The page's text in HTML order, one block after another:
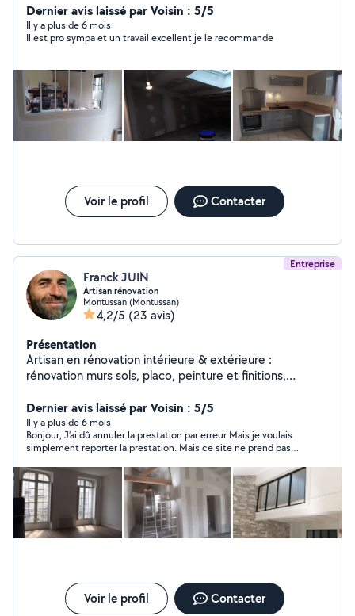
Dernier avis laissé par Voisin : 5/5
Il y a plus de 6 mois
Il est pro sympa et un travail excellent je le recommande
Voir le profil Contacter
Entreprise
Franck JUIN
Artisan rénovation
Montussan (Montussan)
4,2/5 (23 avis)
Présentation
Artisan en rénovation intérieure & extérieure :
rénovation murs sols, placo, peinture et finitions,
neufs, réalisation de cuisines, sdb, pièces entières,
maisons et appartements entiers.
Dernier avis laissé par Voisin : 5/5
Il y a plus de 6 mois
Bonjour, J’ai dû annuler la prestation par erreur Mais je voulais
simplement reporter la prestation. Mais ce site ne prend pas
chaque validation ... c’est dommage
Voir le profil Contacter